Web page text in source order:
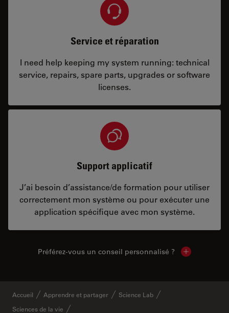
Service et réparation
I need help keeping my system running: technical
service, repairs, spare parts, upgrades or software
licenses.
Support applicatif
J’ai besoin d’assistance/de formation pour utiliser
correctement mon système ou pour exécuter une
application spécifique avec mon système.
Préférez-vous un conseil personnalisé ? Show local
Accueil Apprendre et partager
Science Lab
Sciences de la vie